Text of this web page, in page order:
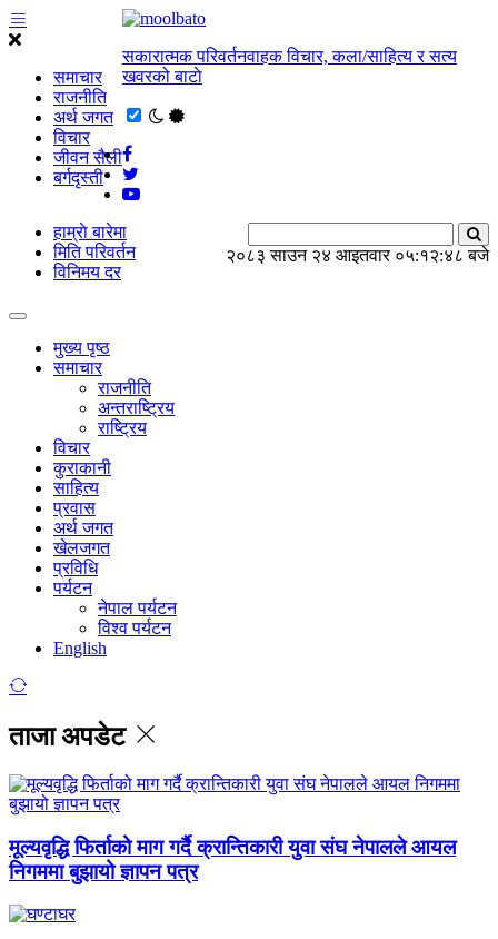
समाचार
राजनीति
अर्थ जगत
विचार
जीवन सैली
बर्गदृस्ती
सकारात्मक परिवर्तनवाहक विचार, कला/साहित्य र सत्य
खवरको बाटाे
२०८३ साउन २४ आइतवार ०५:१२:४९ बजे
हाम्राे बारेमा
मिति परिवर्तन
विनिमय दर
मुख्य पृष्ठ
समाचार
राजनीति
अन्तराष्ट्रिय
राष्ट्रिय
विचार
कुराकानी
साहित्य
प्रवास
अर्थ जगत
खेलजगत
प्रविधि
पर्यटन
नेपाल पर्यटन
विश्व पर्यटन
English
ताजा अपडेट
मूल्यवृद्धि फिर्ताको माग गर्दै क्रान्तिकारी युवा संघ नेपालले आयल
निगममा बुझायो ज्ञापन पत्र